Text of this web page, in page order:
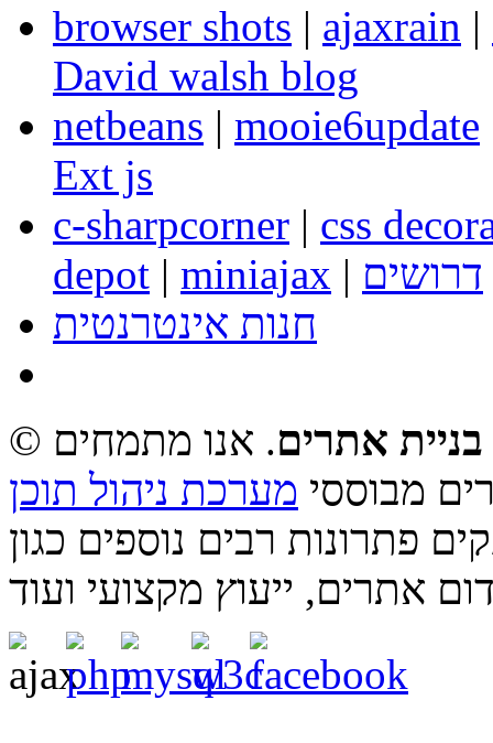
browser shots | ajaxrain |
David walsh blog
netbeans | mooie6update
Ext js
c-sharpcorner | css
depot | miniajax | דרושים
חנות אינטרנטית
בניית אתרים. אנו מתמחים
מבוססי מערכת ניהול תוכן
פתרונות רבים נוספים כגון